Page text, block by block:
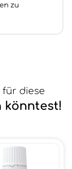
zu
für diese
könntest!